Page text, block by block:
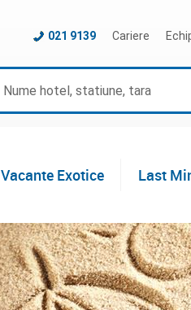
Cariere
021 9139
Vacante Exotice Last